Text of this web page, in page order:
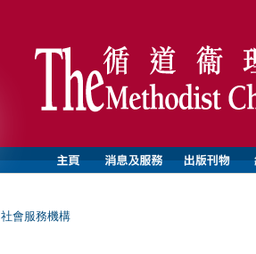
社會服務機構